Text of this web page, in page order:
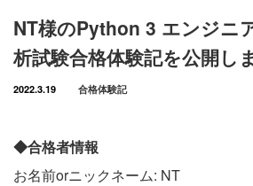
NT様のPython 3 エンジニ
析試験合格体験記を公開し
2022.3.19 合格体験記
◆合格者情報
お名前orニックネーム: NT